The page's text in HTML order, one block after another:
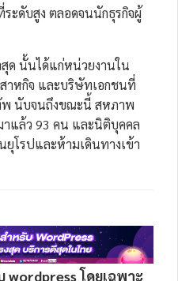
ะดับสูง ตลอดจนนักธุรกิจผู้
ด นั้นได้แก่หน่วยงานใน
าหกิจ และบริษัทเอกชนที่
นับจนถึงขณะนี้ สหภาพ
าแล้ว 93 คน และนิติบุคคล
โรปและห้ามเดินทางเข้า
โดยเฉพาะ